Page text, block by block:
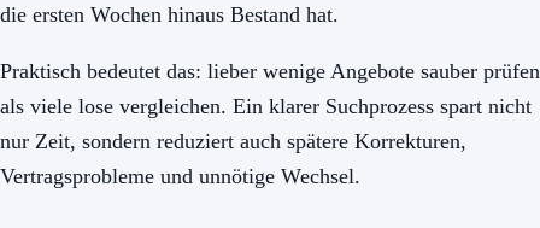
die ersten Wochen hinaus Bestand hat.
Praktisch bedeutet das: lieber wenige Angebote sauber prüfen
als viele lose vergleichen. Ein klarer Suchprozess spart nicht
nur Zeit, sondern reduziert auch spätere Korrekturen,
Vertragsprobleme und unnötige Wechsel.